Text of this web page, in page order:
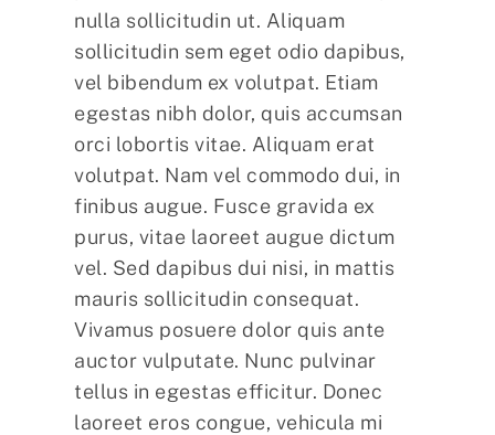
nulla sollicitudin ut. Aliquam
sollicitudin sem eget odio dapibus,
vel bibendum ex volutpat. Etiam
egestas nibh dolor, quis accumsan
orci lobortis vitae. Aliquam erat
volutpat. Nam vel commodo dui, in
finibus augue. Fusce gravida ex
purus, vitae laoreet augue dictum
vel. Sed dapibus dui nisi, in mattis
mauris sollicitudin consequat.
Vivamus posuere dolor quis ante
auctor vulputate. Nunc pulvinar
tellus in egestas efficitur. Donec
laoreet eros congue, vehicula mi